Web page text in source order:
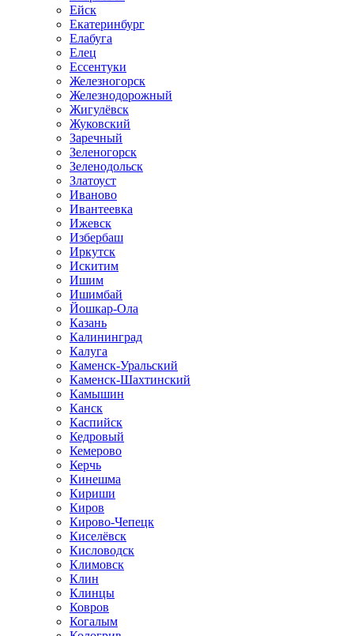
Ейск
Екатеринбург
Елабуга
Елец
Ессентуки
Железногорск
Железнодорожный
Жигулёвск
Жуковский
Заречный
Зеленогорск
Зеленодольск
Златоуст
Иваново
Ивантеевка
Ижевск
Избербаш
Иркутск
Искитим
Ишим
Ишимбай
Йошкар-Ола
Казань
Калининград
Калуга
Каменск-Уральский
Каменск-Шахтинский
Камышин
Канск
Каспийск
Кедровый
Кемерово
Керчь
Кинешма
Кириши
Киров
Кирово-Чепецк
Киселёвск
Кисловодск
Климовск
Клин
Клинцы
Ковров
Когалым